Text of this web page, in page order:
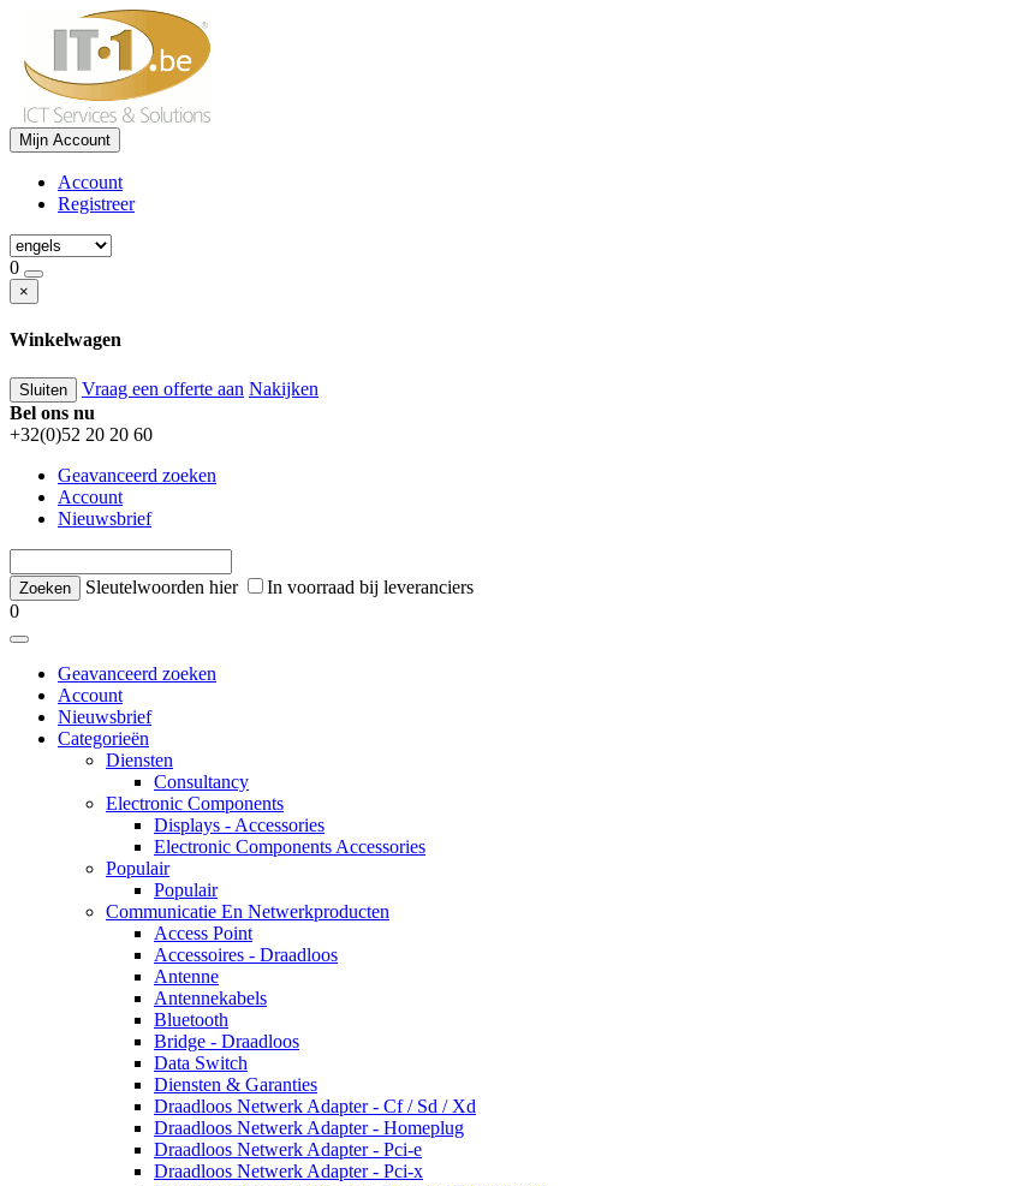
Mijn Account
Account
Registreer
0
×
Winkelwagen
Sluiten Vraag een offerte aan Nakijken
Bel ons nu
+32(0)52 20 20 60
Geavanceerd zoeken
Account
Nieuwsbrief
Sleutelwoorden hier
In voorraad bij leveranciers
0
Geavanceerd zoeken
Account
Nieuwsbrief
Categorieën
Diensten
Consultancy
Electronic Components
Displays - Accessories
Electronic Components Accessories
Populair
Populair
Communicatie En Netwerkproducten
Access Point
Accessoires - Draadloos
Antenne
Antennekabels
Bluetooth
Bridge - Draadloos
Data Switch
Diensten & Garanties
Draadloos Netwerk Adapter - Cf / Sd / Xd
Draadloos Netwerk Adapter - Homeplug
Draadloos Netwerk Adapter - Pci-e
Draadloos Netwerk Adapter - Pci-x